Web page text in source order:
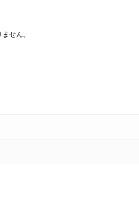
せん。